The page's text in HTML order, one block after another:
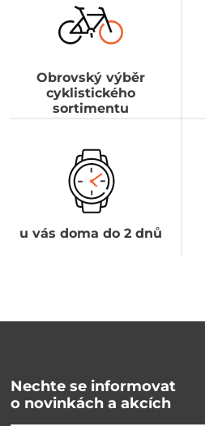
Obrovský výběr
cyklistického
sortimentu
u vás doma do 2 dnů
Nechte se informovat
o novinkách a akcích